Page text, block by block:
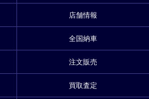
店舗情報
全国納車
注文販売
買取査定